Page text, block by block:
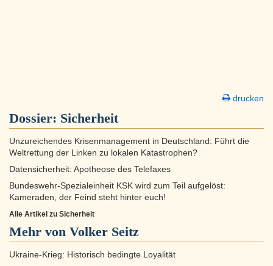
drucken
Dossier: Sicherheit
Unzureichendes Krisenmanagement in Deutschland: Führt die
Weltrettung der Linken zu lokalen Katastrophen?
Datensicherheit: Apotheose des Telefaxes
Bundeswehr-Spezialeinheit KSK wird zum Teil aufgelöst:
Kameraden, der Feind steht hinter euch!
Alle Artikel zu Sicherheit
Mehr von Volker Seitz
Ukraine-Krieg: Historisch bedingte Loyalität